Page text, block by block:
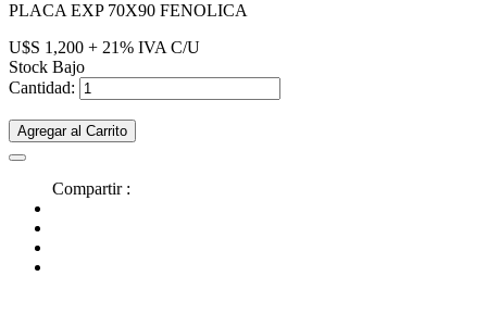
PLACA EXP 70X90 FENOLICA
U$S 1,200 + 21% IVA C/U
Stock Bajo
Cantidad:
Agregar al Carrito
Compartir :